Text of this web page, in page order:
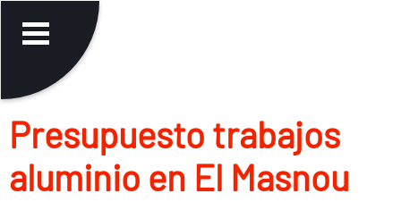
Presupuesto trabajos
aluminio en El Masnou